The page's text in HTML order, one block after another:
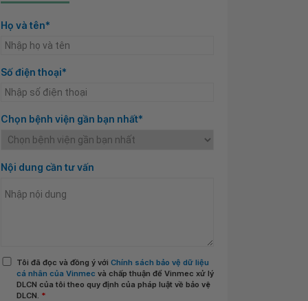
Họ và tên*
Số điện thoại*
Chọn bệnh viện gần bạn nhất*
Nội dung cần tư vấn
Tôi đã đọc và đồng ý với Chính sách bảo vệ dữ liệu
cá nhân của Vinmec và chấp thuận để Vinmec xử lý
DLCN của tôi theo quy định của pháp luật về bảo vệ
DLCN. *